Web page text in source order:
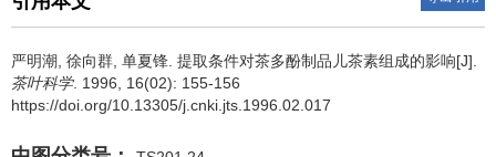
严明潮, 徐向群, 单夏锋. 提取条件对茶多酚制品儿茶素组成的影响[J].
茶叶科学. 1996, 16(02): 155-156
https://doi.org/10.13305/j.cnki.jts.1996.02.017